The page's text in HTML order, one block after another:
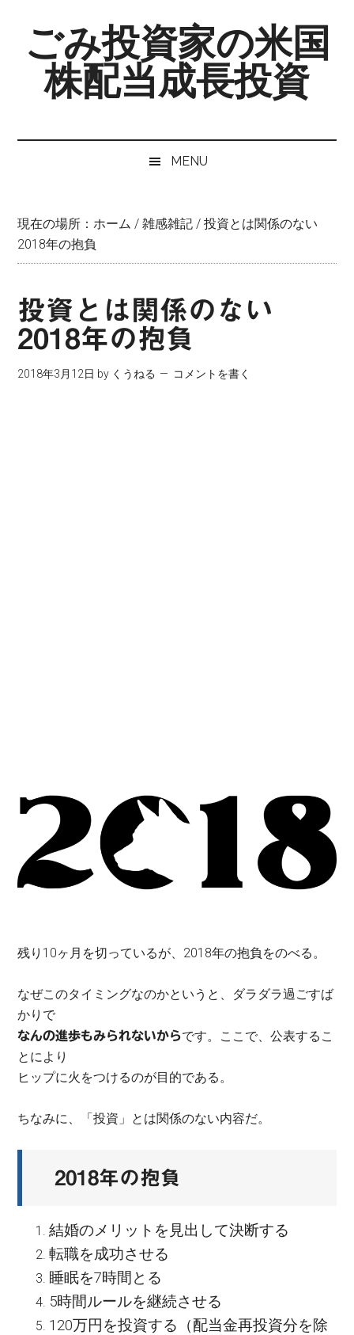
secondary
primaryごみ投資家の米国
株配当成長投資
MENU
現在の場所：ホーム / 雑感雑記 / 投資とは関係のない
2018年の抱負
投資とは関係のない
2018年の抱負
2018年3月12日 by くうねる コメントを書く
残り10ヶ月を切っているが、2018年の抱負をのべる。
なぜこのタイミングなのかというと、ダラダラ過ごすば
かりで
なんの進歩もみられないからです。ここで、公表するこ
とにより
ヒップに火をつけるのが目的である。
ちなみに、「投資」とは関係のない内容だ。
2018年の抱負
結婚のメリットを見出して決断する
転職を成功させる
睡眠を7時間とる
5時間ルールを継続させる
120万円を投資する（配当金再投資分を除